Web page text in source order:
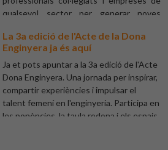
qualsevol sector per generar noves
La 3a edició de l'Acte de la Dona
Enginyera ja és aquí
Ja et pots apuntar a la 3a edició de l'Acte
Dona Enginyera. Una jornada per inspirar,
compartir experiències i impulsar el
talent femení en l'enginyeria. Participa en
les ponències, la taula rodona i els espais